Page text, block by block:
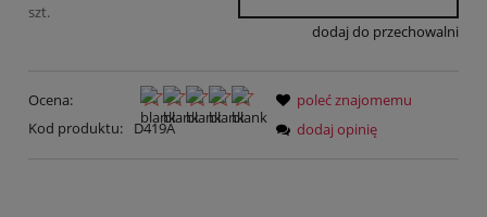
szt.
dodaj do przechowalni
Ocena:
Kod produktu:
D419A
poleć znajomemu
dodaj opinię